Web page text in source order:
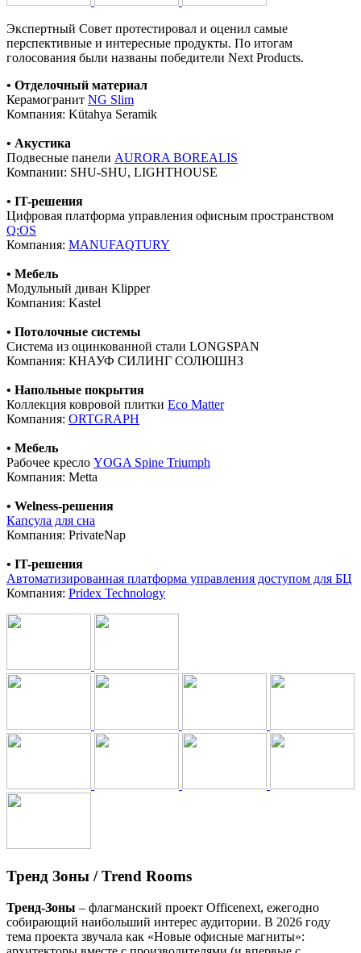
Экспертный Совет протестировал и оценил самые
перспективные и интересные продукты. По итогам
голосования были названы победители Next Products.
• Отделочный материал
Керамогранит NG Slim
Компания: Kütahya Seramik
• Акустика
Подвесные панели AURORA BOREALIS
Компании: SHU-SHU, LIGHTHOUSE
• IT-решения
Цифровая платформа управления офисным пространством
Q:OS
Компания: MANUFAQTURY
• Мебель
Модульный диван Klipper
Компания: Kastel
• Потолочные системы
Система из оцинкованной стали LONGSPAN
Компания: КНАУФ СИЛИНГ СОЛЮШНЗ
• Напольные покрытия
Коллекция ковровой плитки Eco Matter
Компания: ORTGRAPH
• Мебель
Рабочее кресло YOGA Spine Triumph
Компания: Metta
• Welness-решения
Капсула для сна
Компания: PrivateNap
• IT-решения
Автоматизированная платформа управления доступом для БЦ
Компания: Pridex Technology
Тренд Зоны / Trend Rooms
Тренд-Зоны – флагманский проект Officenext, ежегодно
собирающий наибольший интерес аудитории. В 2026 году
тема проекта звучала как «Новые офисные магниты»: